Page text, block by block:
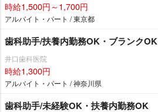
時給1,500円～1,700円
アルバイト・パート / 東京都
歯科助手/扶養内勤務OK・ブランクOK
井口歯科医院
時給1,300円
アルバイト・パート / 神奈川県
歯科助手/未経験OK・扶養内勤務OK